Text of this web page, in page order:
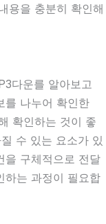
용을 충분히 확인해
다운를 알아보고
를 나누어 확인한
확인하는 것이 좋
수 있는 요소가 있
을 구체적으로 전달
하는 과정이 필요합